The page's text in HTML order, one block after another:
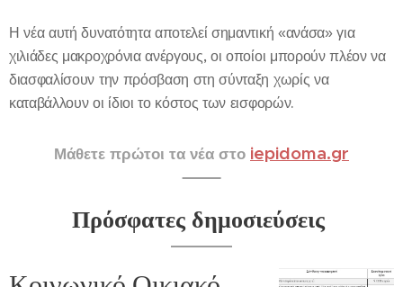
Η νέα αυτή δυνατότητα αποτελεί σημαντική «ανάσα» για
χιλιάδες μακροχρόνια ανέργους, οι οποίοι μπορούν πλέον να
διασφαλίσουν την πρόσβαση στη σύνταξη χωρίς να
καταβάλλουν οι ίδιοι το κόστος των εισφορών.
Μάθετε πρώτοι τα νέα στο iepidoma.gr
Πρόσφατες δημοσιεύσεις